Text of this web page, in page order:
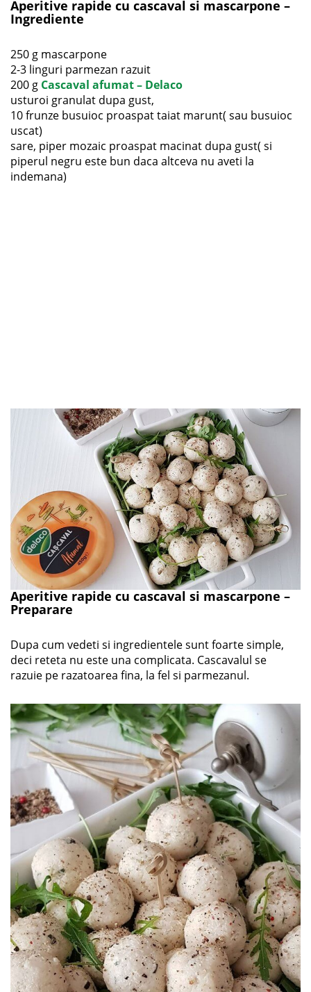
Aperitive rapide cu cascaval si mascarpone –
Ingrediente
250 g mascarpone
2-3 linguri parmezan razuit
200 g Cascaval afumat – Delaco
usturoi granulat dupa gust,
10 frunze busuioc proaspat taiat marunt( sau busuioc
uscat)
sare, piper mozaic proaspat macinat dupa gust( si
piperul negru este bun daca altceva nu aveti la
indemana)
Aperitive rapide cu cascaval si mascarpone –
Preparare
Dupa cum vedeti si ingredientele sunt foarte simple,
deci reteta nu este una complicata. Cascavalul se
razuie pe razatoarea fina, la fel si parmezanul.